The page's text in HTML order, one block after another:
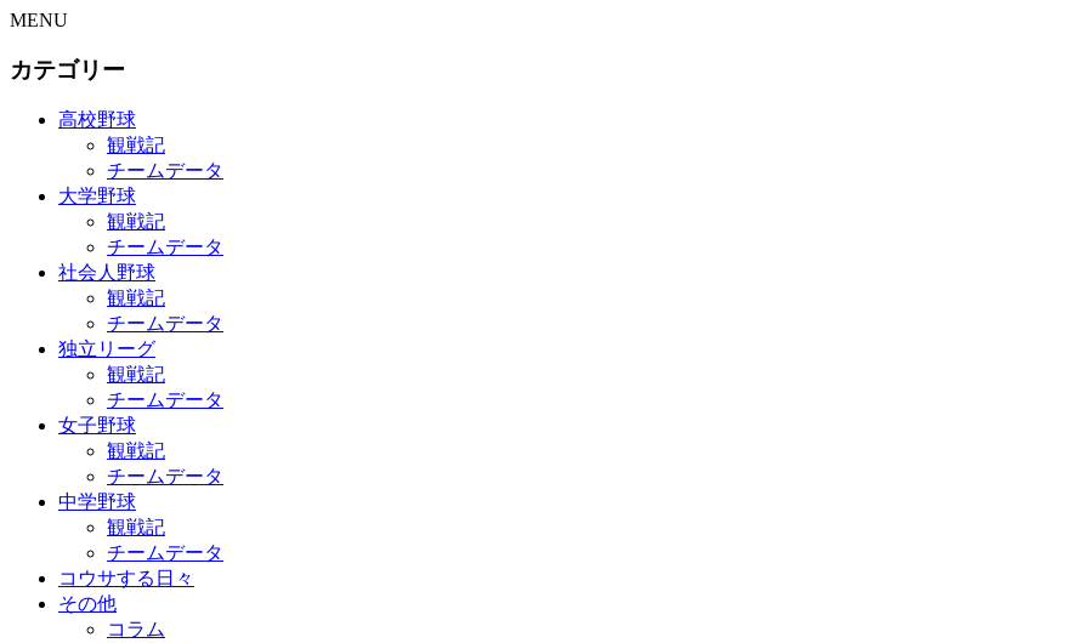
MENU
カテゴリー
高校野球
観戦記
チームデータ
大学野球
観戦記
チームデータ
社会人野球
観戦記
チームデータ
独立リーグ
観戦記
チームデータ
女子野球
観戦記
チームデータ
中学野球
観戦記
チームデータ
コウサする日々
その他
コラム